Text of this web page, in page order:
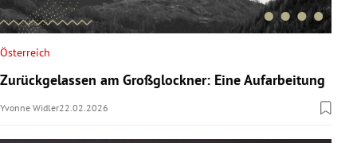
Österreich
Zurückgelassen am Großglockner: Eine Aufarbeitung
Yvonne Widler22.02.2026